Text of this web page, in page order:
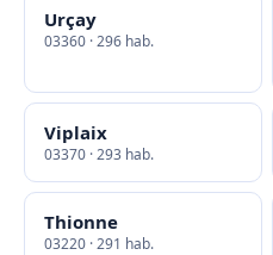
Urçay
03360 · 296 hab.
Viplaix
03370 · 293 hab.
Thionne
03220 · 291 hab.